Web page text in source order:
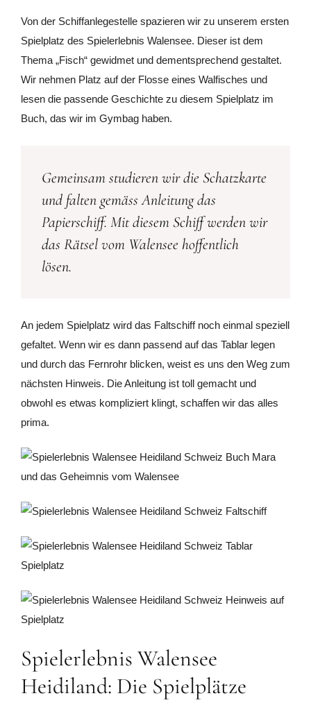
Von der Schiffanlegestelle spazieren wir zu unserem ersten
Spielplatz des Spielerlebnis Walensee. Dieser ist dem
Thema „Fisch“ gewidmet und dementsprechend gestaltet.
Wir nehmen Platz auf der Flosse eines Walfisches und
lesen die passende Geschichte zu diesem Spielplatz im
Buch, das wir im Gymbag haben.
Gemeinsam studieren wir die Schatzkarte
und falten gemäss Anleitung das
Papierschiff. Mit diesem Schiff werden wir
das Rätsel vom Walensee hoffentlich
lösen.
An jedem Spielplatz wird das Faltschiff noch einmal speziell
gefaltet. Wenn wir es dann passend auf das Tablar legen
und durch das Fernrohr blicken, weist es uns den Weg zum
nächsten Hinweis. Die Anleitung ist toll gemacht und
obwohl es etwas kompliziert klingt, schaffen wir das alles
prima.
Spielerlebnis Walensee
Heidiland: Die Spielplätze